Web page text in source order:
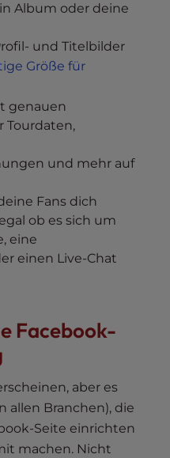
Album oder deine
und Titelbilder
Größe für
genauen
Tourdaten,
und mehr auf
Fans dich
ob es sich um
eine
einen Live-Chat
Facebook-
aber es
allen Branchen), die
Seite einrichten
machen. Nicht